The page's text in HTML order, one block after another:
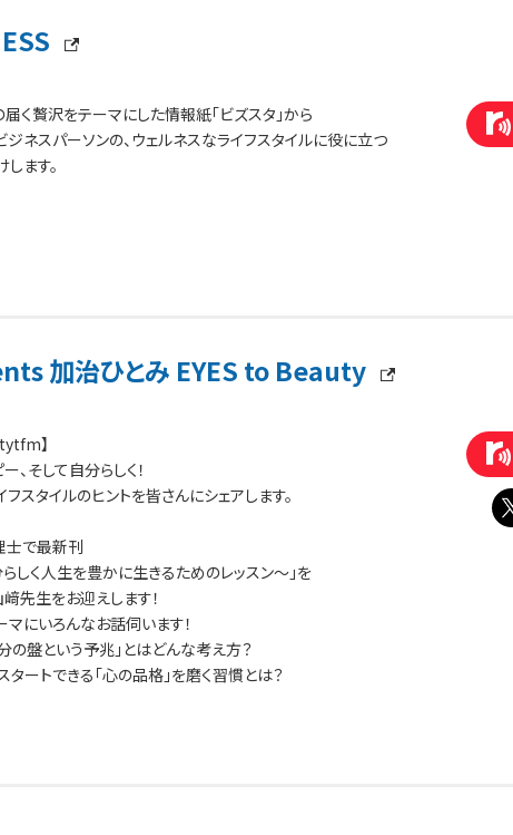
く贅沢をテーマにした情報紙「ビズスタ」から
ネスパーソンの、ウェルネスなライフスタイルに役に立つ
ます。
加治ひとみ EYES to Beauty
】
、そして自分らしく！
フスタイルのヒントを皆さんにシェアします。
士で最新刊
しく人生を豊かに生きるためのレッスン～」を
先生をお迎えします！
マにいろんなお話伺います！
の盤という予兆」とはどんな考え方？
タートできる「心の品格」を磨く習慣とは？